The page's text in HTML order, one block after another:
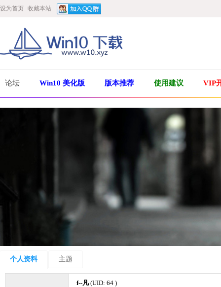
设为首页 收藏本站
论坛 Win10 美化版 版本推荐 使用建议 VIP
个人资料 主题
f--凡(UID: 64 )